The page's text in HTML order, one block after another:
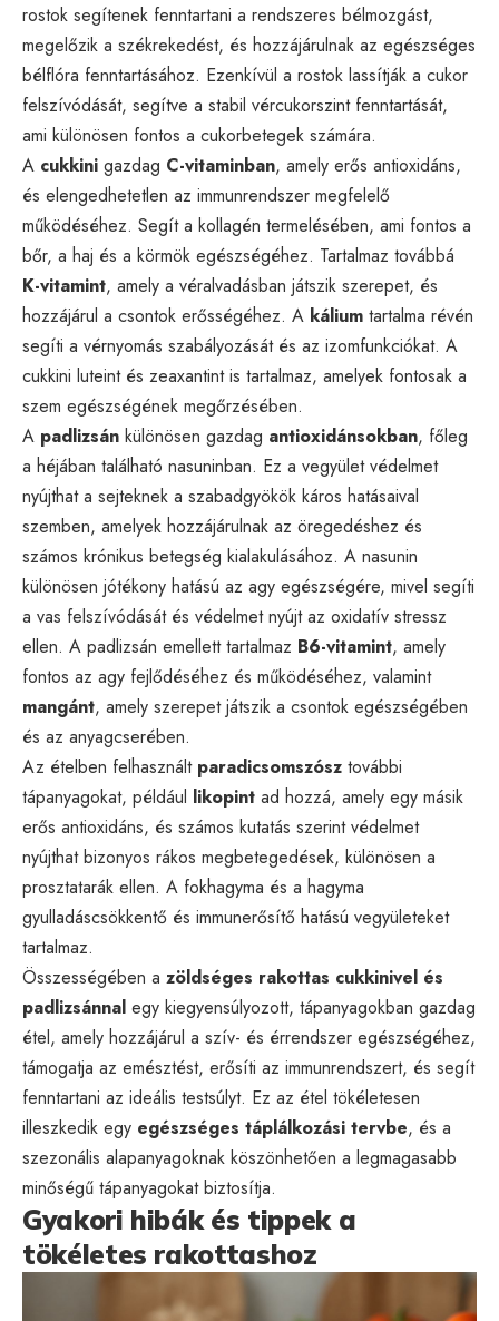
rostok segítenek fenntartani a rendszeres bélmozgást,
megelőzik a székrekedést, és hozzájárulnak az egészséges
bélflóra fenntartásához. Ezenkívül a rostok lassítják a cukor
felszívódását, segítve a stabil vércukorszint fenntartását,
ami különösen fontos a cukorbetegek számára.
A cukkini gazdag C-vitaminban, amely erős antioxidáns,
és elengedhetetlen az immunrendszer megfelelő
működéséhez. Segít a kollagén termelésében, ami fontos a
bőr, a haj és a körmök egészségéhez. Tartalmaz továbbá
K-vitamint, amely a véralvadásban játszik szerepet, és
hozzájárul a csontok erősségéhez. A kálium tartalma révén
segíti a vérnyomás szabályozását és az izomfunkciókat. A
cukkini luteint és zeaxantint is tartalmaz, amelyek fontosak a
szem egészségének megőrzésében.
A padlizsán különösen gazdag antioxidánsokban, főleg
a héjában található nasuninban. Ez a vegyület védelmet
nyújthat a sejteknek a szabadgyökök káros hatásaival
szemben, amelyek hozzájárulnak az öregedéshez és
számos krónikus betegség kialakulásához. A nasunin
különösen jótékony hatású az agy egészségére, mivel segíti
a vas felszívódását és védelmet nyújt az oxidatív stressz
ellen. A padlizsán emellett tartalmaz B6-vitamint, amely
fontos az agy fejlődéséhez és működéséhez, valamint
mangánt, amely szerepet játszik a csontok egészségében
és az anyagcserében.
Az ételben felhasznált paradicsomszósz további
tápanyagokat, például likopint ad hozzá, amely egy másik
erős antioxidáns, és számos kutatás szerint védelmet
nyújthat bizonyos rákos megbetegedések, különösen a
prosztatarák ellen. A fokhagyma és a hagyma
gyulladáscsökkentő és immunerősítő hatású vegyületeket
tartalmaz.
Összességében a zöldséges rakottas cukkinivel és
padlizsánnal egy kiegyensúlyozott, tápanyagokban gazdag
étel, amely hozzájárul a szív- és érrendszer egészségéhez,
támogatja az emésztést, erősíti az immunrendszert, és segít
fenntartani az ideális testsúlyt. Ez az étel tökéletesen
illeszkedik egy egészséges táplálkozási tervbe, és a
szezonális alapanyagoknak köszönhetően a legmagasabb
minőségű tápanyagokat biztosítja.
Gyakori hibák és tippek a
tökéletes rakottashoz